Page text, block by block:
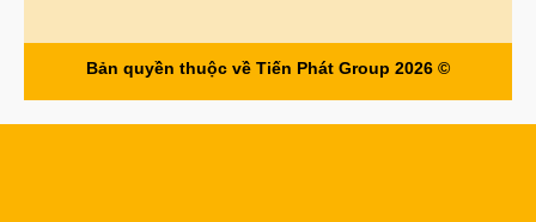
Bản quyền thuộc về Tiến Phát Group 2026 ©